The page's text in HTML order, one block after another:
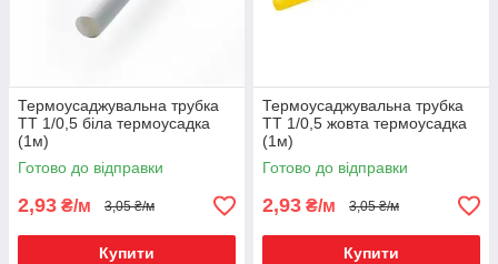
Термоусаджувальна трубка
ТТ 1/0,5 біла термоусадка
(1м)
Готово до відправки
2,93 ₴/м 3,05 ₴/м
Купити
Термоусаджувальна трубка
ТТ 1/0,5 жовта термоусадка
(1м)
Готово до відправки
2,93 ₴/м 3,05 ₴/м
Купити